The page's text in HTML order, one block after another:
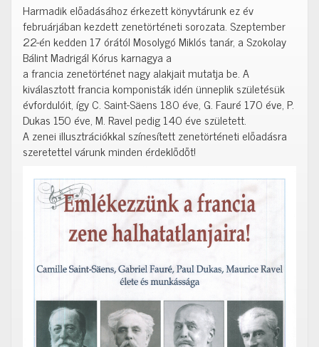
Harmadik előadásához érkezett könyvtárunk ez év
februárjában kezdett zenetörténeti sorozata. Szeptember
22-én kedden 17 órától Mosolygó Miklós tanár, a Szokolay
Bálint Madrigál Kórus karnagya a
a francia zenetörténet nagy alakjait mutatja be. A
kiválasztott francia komponisták idén ünneplik születésük
évfordulóit, így C. Saint-Säens 180 éve, G. Fauré 170 éve, P.
Dukas 150 éve, M. Ravel pedig 140 éve született.
A zenei illusztrációkkal színesített zenetörténeti előadásra
szeretettel várunk minden érdeklődőt!